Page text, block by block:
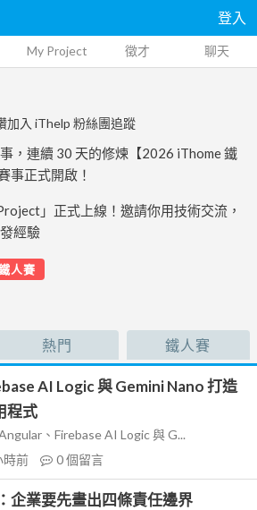
登入
My Project 徵才 聊天
加入 iThelp 粉絲團追蹤
，連續 30 天的修煉【2026 iThome 鐵
事正式開啟！
」正式上線！邀請你用技術交流，
經驗
人賽
熱門 鐵人賽
AI Logic 與 Gemini Nano 打造
程式
、Firebase AI Logic 與 G...
時前 0個留言
企業要先畫出四條責任邊界